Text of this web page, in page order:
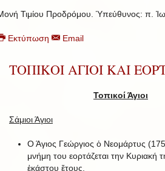
Τιμίου Προδρόμου. Ὑπεύθυνος: π.
Εκτύπωση Email
ΤΟΠΙΚΟΙ ΑΓΙΟΙ ΚΑΙ
Τοπικοί Άγιοι
Σάμιοι Άγιοι
Ο Άγιος Γεώργιος ὁ Νεομάρτυς
μνήμη του εορτάζεται την Κυριακή
ἑκάστου ἔτους.